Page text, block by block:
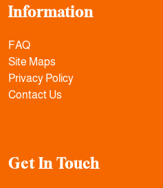
Information
FAQ
Site Maps
Privacy Policy
Contact Us
Get In Touch